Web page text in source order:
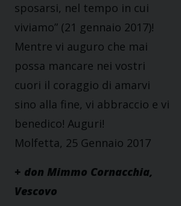
sposarsi, nel tempo in cui
viviamo” (21 gennaio 2017)!
Mentre vi auguro che mai
possa mancare nei vostri
cuori il coraggio di amarvi
sino alla fine, vi abbraccio e vi
benedico! Auguri!
Molfetta, 25 Gennaio 2017
+ don Mimmo Cornacchia,
Vescovo